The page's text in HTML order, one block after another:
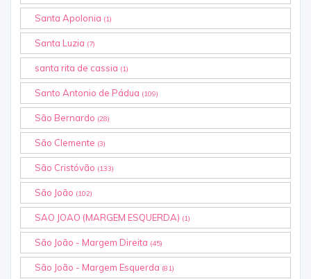
Santa Apolonia (1)
Santa Luzia (7)
santa rita de cassia (1)
Santo Antonio de Pádua (109)
São Bernardo (28)
São Clemente (3)
São Cristóvão (133)
São João (102)
SAO JOAO (MARGEM ESQUERDA) (1)
São João - Margem Direita (45)
São João - Margem Esquerda (81)